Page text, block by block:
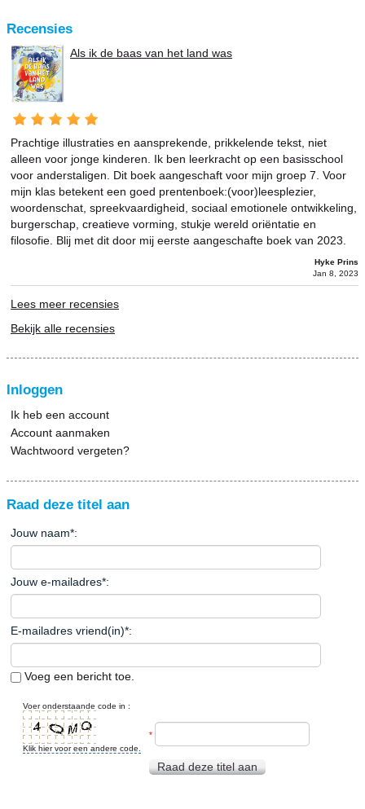
Recensies
Als ik de baas van het land was
Prachtige illustraties en aansprekende, prikkelende tekst, niet
alleen voor jonge kinderen. Ik ben leerkracht op een basisschool
voor anderstaligen. Dit boek aangeschaft voor mijn groep 7. Voor
mijn klas betekent een goed prentenboek:(voor)leesplezier,
woordenschat, spreekvaardigheid, sociaal emotionele ontwikkeling,
burgerschap, creatieve vorming, stukje wereld oriëntatie en
filosofie. Blij met dit door mij eerste aangeschafte boek van 2023.
Hyke Prins
Jan 8, 2023
Lees meer recensies
Bekijk alle recensies
Inloggen
Ik heb een account
Account aanmaken
Wachtwoord vergeten?
Raad deze titel aan
Jouw naam*:
Jouw e-mailadres*:
E-mailadres vriend(in)*:
Voeg een bericht toe.
Voer onderstaande code in :
Klik hier voor een andere code.
*
Raad deze titel aan